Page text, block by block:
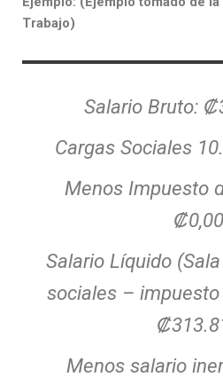
Trabajo)
Salario Bruto:
Cargas Sociales
Menos Impuesto
₡0,00
Salario Líquido
sociales –
Menos salario